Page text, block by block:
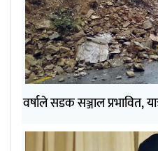
वर्षाले सडक सञ्जाल प्रभावित,